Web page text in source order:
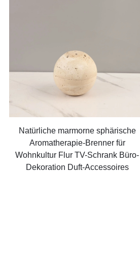
Natürliche marmorne sphärische
Aromatherapie-Brenner für
Wohnkultur Flur TV-Schrank Büro-
Dekoration Duft-Accessoires